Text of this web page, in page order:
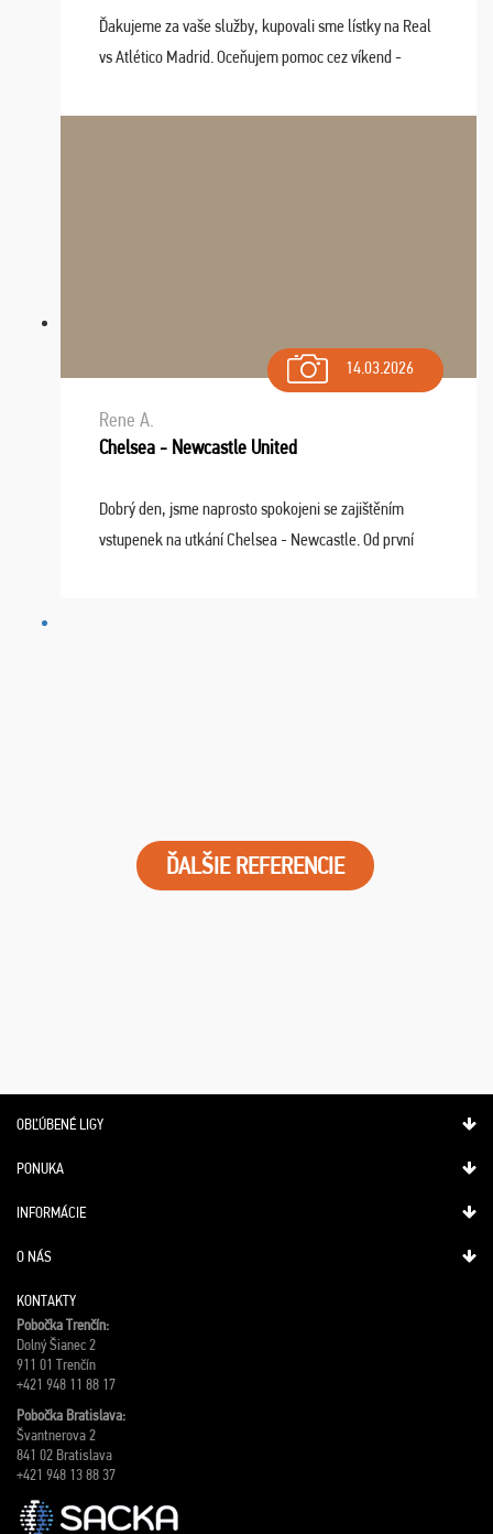
Ďakujeme za vaše služby, kupovali sme lístky na Real
vs Atlético Madrid. Oceňujem pomoc cez víkend -
spokojnosti. Sedenie bolo dobré, štadión Barnabéu ...
14.03.2026
Rene A.
Chelsea - Newcastle United
Dobrý den, jsme naprosto spokojeni se zajištěním
vstupenek na utkání Chelsea - Newcastle. Od první
ĎALŠIE REFERENCIE
OBĽÚBENÉ LIGY
PONUKA
INFORMÁCIE
O NÁS
KONTAKTY
Pobočka Trenčín:
Dolný Šianec 2
911 01 Trenčín
+421 948 11 88 17
Pobočka Bratislava:
Švantnerova 2
841 02 Bratislava
+421 948 13 88 37